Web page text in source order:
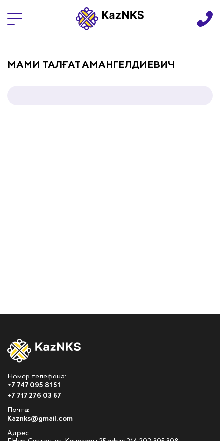
МАМИ ТАЛҒАТ АМАНГЕЛДИЕВИЧ
Номер телефона:
+7 747 095 81 51
+7 717 276 03 67
Почта:
Kaznks@gmail.com
Адрес: